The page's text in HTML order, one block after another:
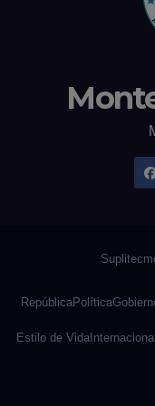
RepúblicaPolítica
Estilo de VidaInternacional